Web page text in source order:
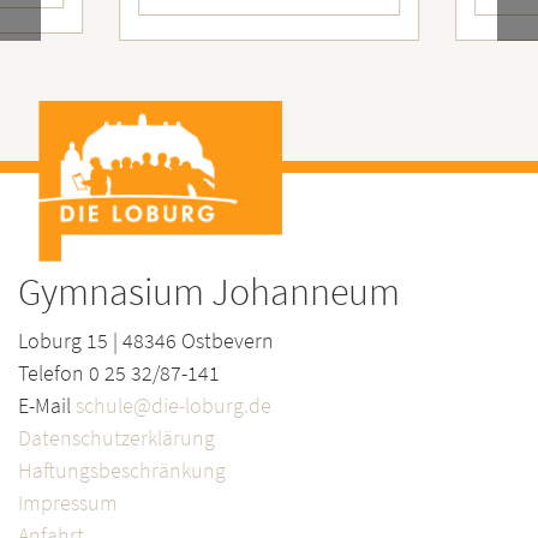
Gymnasium Johanneum
Loburg 15 | 48346 Ostbevern
Telefon 0 25 32/87-141
E-Mail schule@die-loburg.de
Datenschutzerklärung
Haftungsbeschränkung
Impressum